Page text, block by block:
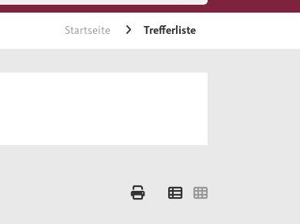
Startseite Trefferliste